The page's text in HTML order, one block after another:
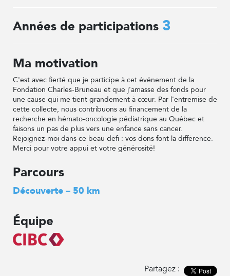
Années de participations 3
Ma motivation
C'est avec fierté que je participe à cet événement de la
Fondation Charles-Bruneau et que j’amasse des fonds pour
une cause qui me tient grandement à cœur. Par l'entremise de
cette collecte, nous contribuons au financement de la
recherche en hémato-oncologie pédiatrique au Québec et
faisons un pas de plus vers une enfance sans cancer.
Rejoignez-moi dans ce beau défi : vos dons font la différence.
Merci pour votre appui et votre générosité!
Parcours
Découverte – 50 km
Équipe
Partagez :